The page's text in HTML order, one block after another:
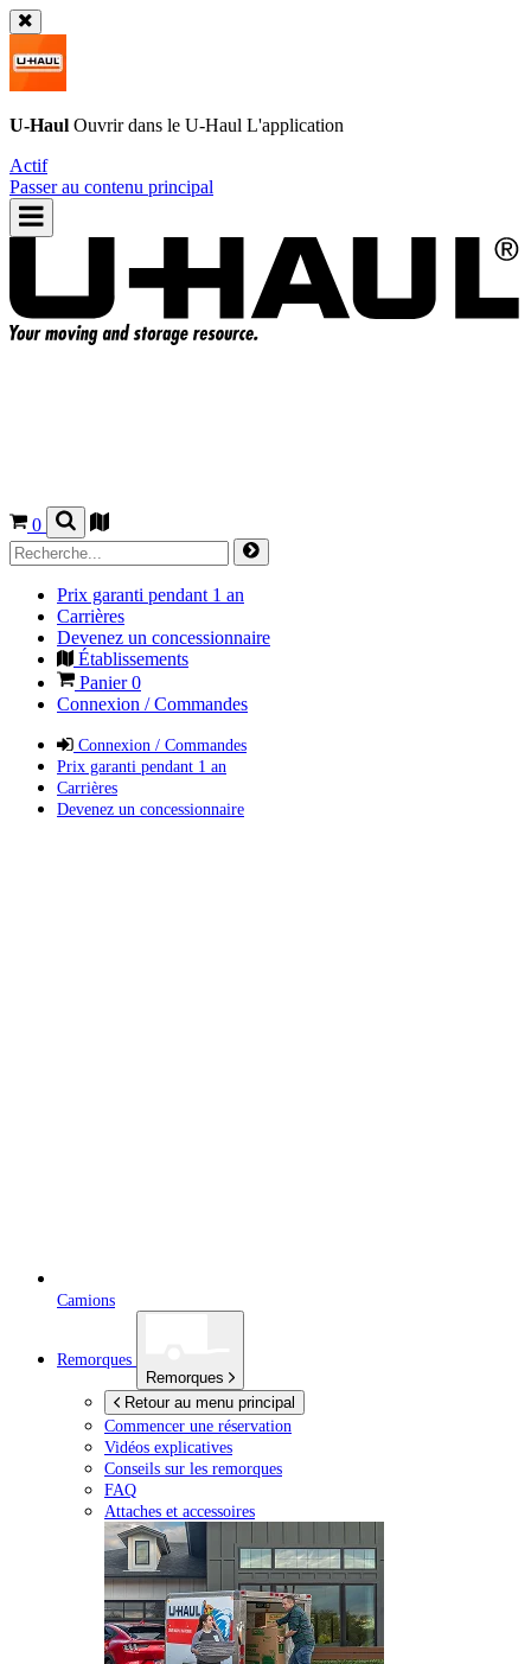
U-Haul Ouvrir dans le U-Haul L'application
Actif
Passer au contenu principal
0
Prix garanti pendant 1 an
Carrières
Devenez un concessionnaire
Établissements
Panier0
Connexion / Commandes
Connexion / Commandes
Prix garanti pendant 1 an
Carrières
Devenez un concessionnaire
Camions
Remorques
Remorques
Retour au menu principal
Commencer une réservation
Vidéos explicatives
Conseils sur les remorques
FAQ
Attaches et accessoires